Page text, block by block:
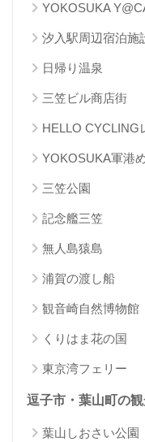
YOKOSUKA
汐入駅周辺宿泊施
日帰り温泉
三笠ビル商店街
HELLO CYCLING
YOKOSUKA軍港
三笠公園
記念艦三笠
無人島猿島
浦賀の渡し船
観音崎自然博物館
くりはま花の国
東京湾フェリー
逗子市・葉山町の
葉山しおさい公園